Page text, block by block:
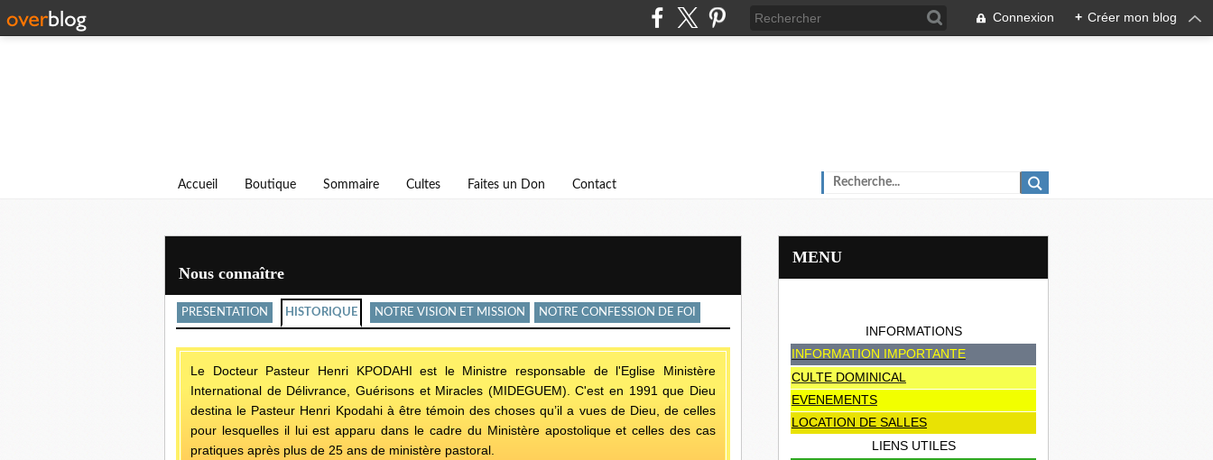
Connexion + Créer mon blog
Accueil Boutique Sommaire Cultes Faites un Don Contact
Nous connaître
PRESENTATION HISTORIQUE NOTRE VISION ET MISSION NOTRE CONFESSION DE FOI
Le Docteur Pasteur Henri KPODAHI est le Ministre responsable de l'Eglise Ministère
International de Délivrance, Guérisons et Miracles (MIDEGUEM). C'est en 1991 que Dieu
destina le Pasteur Henri Kpodahi à être témoin des choses qu’il a vues de Dieu, de celles
pour lesquelles il lui est apparu dans le cadre du Ministère apostolique et celles des cas
pratiques après plus de 25 ans de ministère pastoral.
MENU
INFORMATIONS
INFORMATION IMPORTANTE
CULTE DOMINICAL
EVENEMENTS
LOCATION DE SALLES
LIENS UTILES